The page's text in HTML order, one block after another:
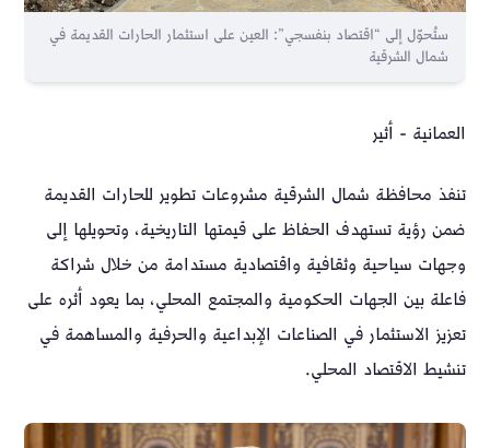
ستُحوّل إلى “اقتصاد بنفسجي”: العين على استثمار الحارات القديمة في
شمال الشرقية
العمانية - أثير
تنفذ محافظة شمال الشرقية مشروعات تطوير للحارات القديمة
ضمن رؤية تستهدف الحفاظ على قيمتها التاريخية، وتحويلها إلى
وجهات سياحية وثقافية واقتصادية مستدامة من خلال شراكة
فاعلة بين الجهات الحكومية والمجتمع المحلي، بما يعود أثره على
تعزيز الاستثمار في الصناعات الإبداعية والحرفية والمساهمة في
تنشيط الاقتصاد المحلي.